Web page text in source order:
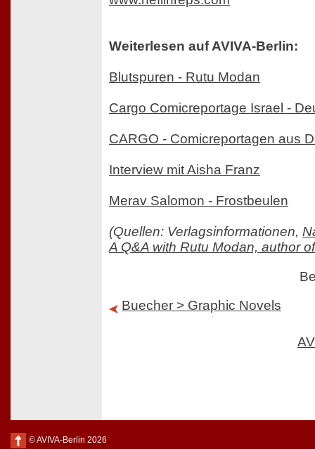
Weiterlesen auf AVIVA-Berlin:
Blutspuren - Rutu Modan
Cargo Comicreportage Israel -
CARGO - Comicreportagen aus
Interview mit Aisha Franz
Merav Salomon - Frostbeulen
(Quellen: Verlagsinformationen,
A Q&A with Rutu Modan, author
Buecher > Graphic Novels
© AVIVA-Berlin 2026